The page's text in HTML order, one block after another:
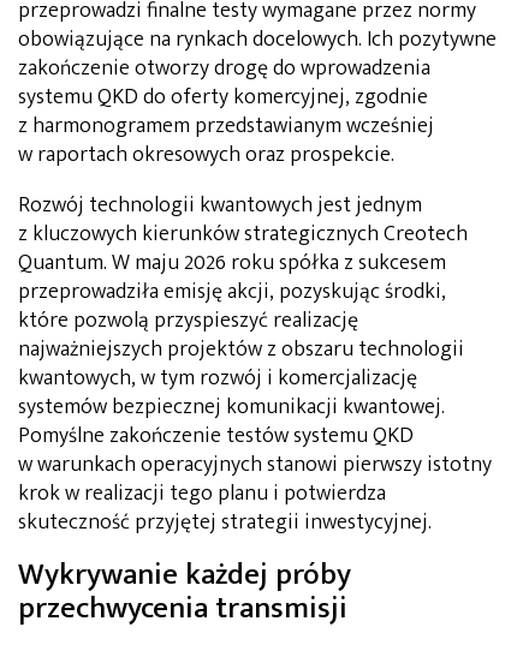
przeprowadzi finalne testy wymagane przez normy
obowiązujące na rynkach docelowych. Ich pozytywne
zakończenie otworzy drogę do wprowadzenia
systemu QKD do oferty komercyjnej, zgodnie
z harmonogramem przedstawianym wcześniej
w raportach okresowych oraz prospekcie.
Rozwój technologii kwantowych jest jednym
z kluczowych kierunków strategicznych Creotech
Quantum. W maju 2026 roku spółka z sukcesem
przeprowadziła emisję akcji, pozyskując środki,
które pozwolą przyspieszyć realizację
najważniejszych projektów z obszaru technologii
kwantowych, w tym rozwój i komercjalizację
systemów bezpiecznej komunikacji kwantowej.
Pomyślne zakończenie testów systemu QKD
w warunkach operacyjnych stanowi pierwszy istotny
krok w realizacji tego planu i potwierdza
skuteczność przyjętej strategii inwestycyjnej.
Wykrywanie każdej próby
przechwycenia transmisji